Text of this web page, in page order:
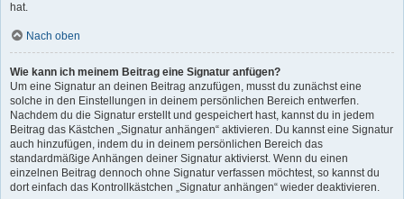
hat.
Nach oben
Wie kann ich meinem Beitrag eine Signatur anfügen?
Um eine Signatur an deinen Beitrag anzufügen, musst du zunächst eine
solche in den Einstellungen in deinem persönlichen Bereich entwerfen.
Nachdem du die Signatur erstellt und gespeichert hast, kannst du in jedem
Beitrag das Kästchen „Signatur anhängen“ aktivieren. Du kannst eine Signatur
auch hinzufügen, indem du in deinem persönlichen Bereich das
standardmäßige Anhängen deiner Signatur aktivierst. Wenn du einen
einzelnen Beitrag dennoch ohne Signatur verfassen möchtest, so kannst du
dort einfach das Kontrollkästchen „Signatur anhängen“ wieder deaktivieren.